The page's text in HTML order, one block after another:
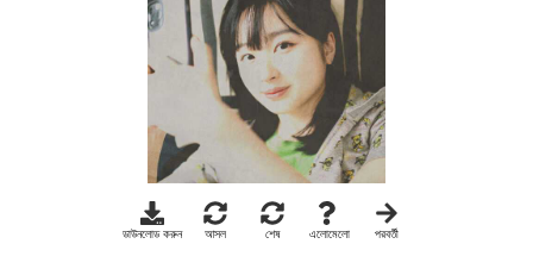
ডাউনলোড করুন আসল শেষ এলোমেলো পরবর্তী